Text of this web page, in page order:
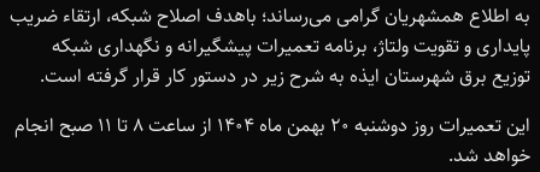
به اطلاع همشهریان گرامی می‌رساند؛ باهدف اصلاح شبکه، ارتقاء ضریب
پایداری و تقویت ولتاژ، برنامه تعمیرات پیشگیرانه و نگهداری شبکه
توزیع برق شهرستان ایذه به شرح زیر در دستور کار قرار گرفته است.
این تعمیرات روز دوشنبه 20 بهمن ماه 1404 از ساعت 8 تا 11 صبح انجام
خواهد شد.